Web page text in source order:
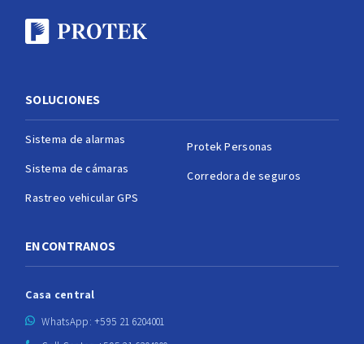
SOLUCIONES
Sistema de alarmas
Sistema de cámaras
Rastreo vehicular GPS
Protek Personas
Corredora de seguros
ENCONTRANOS
Casa central
WhatsApp: +595 21 6204001